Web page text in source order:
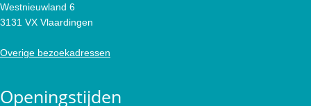
Westnieuwland 6
3131 VX Vlaardingen
Overige bezoekadressen
Openingstijden